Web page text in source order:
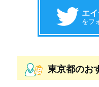
エ
をフ
東京都のお